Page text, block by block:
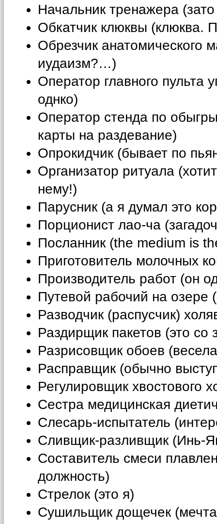
Начальник тренажера (зато
Обкатчик клюквы (клюква.
Обрезчик анатомического
иудаизм?…)
Оператор главного пульта
однко)
Оператор стенда по
карты на раздевание)
Опрокидчик (бывает по
Организатор ритуала
нему!)
Парусник (а я думал это
Порционист лао-ча
Посланник (the medium is
Приготовитель молочных
Производитель работ (он
Путевой рабочий на озере
Разводчик (распусчик)
Раздирщик пакетов (это со
Разрисовщик обоев
Расправщик (обычно
Регулировщик хвостового
Сестра медицинская
Слесарь-испытатель
Сливщик-разливщик (Инь-
Составитель смеси
должность)
Стрелок (это я)
Сушильщик дощечек